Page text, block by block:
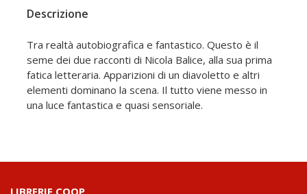
Descrizione
Tra realtà autobiografica e fantastico. Questo è il
seme dei due racconti di Nicola Balice, alla sua prima
fatica letteraria. Apparizioni di un diavoletto e altri
elementi dominano la scena. Il tutto viene messo in
una luce fantastica e quasi sensoriale.